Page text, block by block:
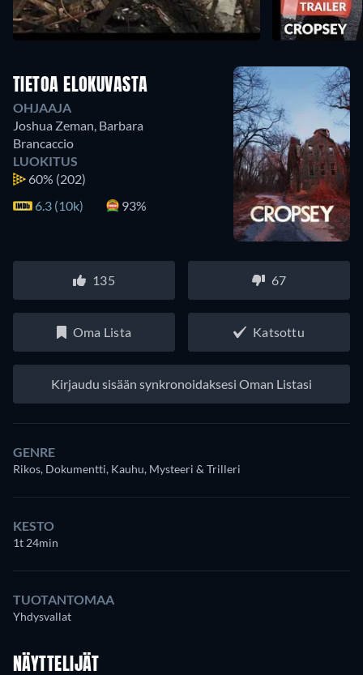
TIETOA ELOKUVASTA
OHJAAJA
Joshua Zeman, Barbara
Brancaccio
LUOKITUS
60% (202)
6.3 (10k)
93%
135 67
Oma Lista Katsottu
Kirjaudu sisään synkronoidaksesi Oman Listasi
GENRE
Rikos, Dokumentti, Kauhu, Mysteeri & Trilleri
KESTO
1t 24min
TUOTANTOMAA
Yhdysvallat
NÄYTTELIJÄT